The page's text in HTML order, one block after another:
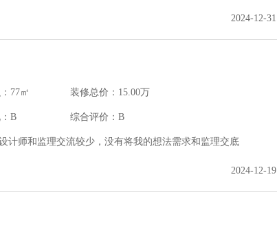
2024-12-31
77㎡ 装修总价：15.00万
B 综合评价：B
计师和监理交流较少，没有将我的想法需求和监理交底
2024-12-19